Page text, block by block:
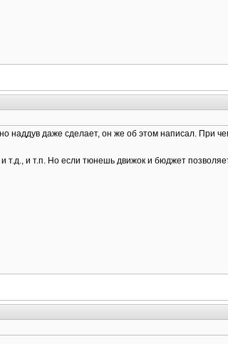
наддув даже сделает, он же об этом написал. При
и т.п. Но если тюнешь движок и бюджет